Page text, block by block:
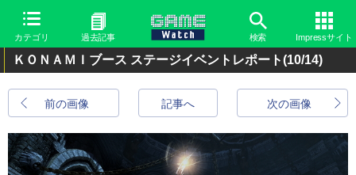
カテゴリ 過去記事 検索 Impressサイト
ＫＯＮＡＭＩブース ステージイベントレポート(10/14)
前の画像 次の画像
記事へ